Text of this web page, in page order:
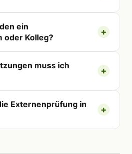
ein
oder Kolleg?
muss ich
Externenprüfung in